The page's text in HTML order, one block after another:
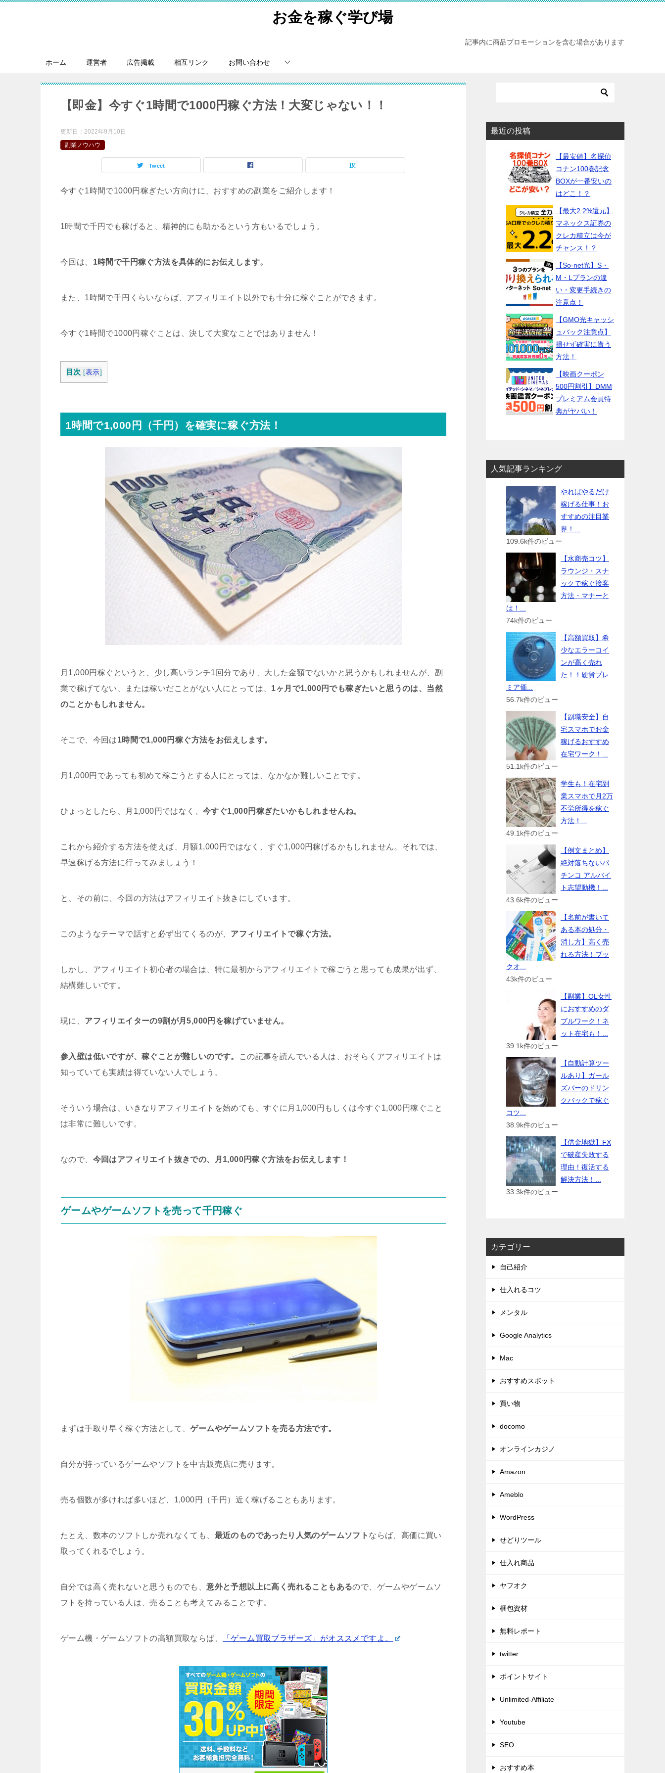
お金を稼ぐ学び場
記事内に商品プロモーションを含む場合があります
ホーム 運営者 広告掲載 相互リンク お問い合わせ
【即金】今すぐ1時間で1000円稼ぐ方法！大変じゃない！！
更新日： 2022年9月10日
副業ノウハウ
Tweet
今すぐ1時間で1000円稼ぎたい方向けに、おすすめの副業をご紹介します！
1時間で千円でも稼げると、精神的にも助かるという方もいるでしょう。
今回は、 1時間で千円稼ぐ方法を具体的にお伝えします。
また、1時間で千円くらいならば、アフィリエイト以外でも十分に稼ぐことができます。
今すぐ1時間で1000円稼ぐことは、決して大変なことではありません！
目次 [表示]
1時間で1,000円（千円）を確実に稼ぐ方法！
月1,000円稼ぐというと、少し高いランチ1回分であり、大した金額でないかと思うかもしれませんが、副
業で稼げてない、または稼いだことがない人にとっては、 1ヶ月で1,000円でも稼ぎたいと思うのは、当然
のことかもしれません。
そこで、今回は1時間で1,000円稼ぐ方法をお伝えします。
月1,000円であっても初めて稼ごうとする人にとっては、なかなか難しいことです。
ひょっとしたら、月1,000円ではなく、 今すぐ1,000円稼ぎたいかもしれませんね。
これから紹介する方法を使えば、月額1,000円ではなく、すぐ1,000円稼げるかもしれません。それでは、
早速稼げる方法に行ってみましょう！
と、その前に、今回の方法はアフィリエイト抜きにしています。
このようなテーマで話すと必ず出てくるのが、 アフィリエイトで稼ぐ方法。
しかし、アフィリエイト初心者の場合は、特に最初からアフィリエイトで稼ごうと思っても成果が出ず、
結構難しいです。
現に、 アフィリエイターの9割が月5,000円を稼げていません。
参入壁は低いですが、稼ぐことが難しいのです。
この記事を読んでいる人は、おそらくアフィリエイトは
知っていても実績は得ていない人でしょう。
そういう場合は、いきなりアフィリエイトを始めても、すぐに月1,000円もしくは今すぐ1,000円稼ぐこと
は非常に難しいです。
なので、 今回はアフィリエイト抜きでの、月1,000円稼ぐ方法をお伝えします！
ゲームやゲームソフトを売って千円稼ぐ
まずは手取り早く稼ぐ方法として、ゲームやゲームソフトを売る方法です。
自分が持っているゲームやソフトを中古販売店に売ります。
売る個数が多ければ多いほど、1,000円（千円）近く稼げることもあります。
たとえ、数本のソフトしか売れなくても、 最近のものであったり人気のゲームソフト ならば、高価に買い
取ってくれるでしょう。
自分では高く売れないと思うものでも、意外と予想以上に高く売れることもあるので、ゲームやゲームソ
フトを持っている人は、売ることも考えてみることです。
ゲーム機・ゲームソフトの高額買取ならば、 「ゲーム買取ブラザーズ」がオススメですよ。
最近の投稿
【最安値】名探偵
コナン100巻記念
BOXが一番安いの
はどこ！？
【最大2.2%還元】
マネックス証券の
クレカ積立は今が
チャンス！？
【So-net光】S・
M・Lプランの違
い・変更手続きの
注意点！
【GMO光キャッシ
ュバック注意点】
損せず確実に貰う
方法！
【映画クーポン
500円割引】DMM
プレミアム会員特
典がヤバい！
人気記事ランキング
やればやるだけ
稼げる仕事！お
すすめの注目業
界！...
109.6k件のビュー
【水商売コツ】
ラウンジ・スナ
ックで稼ぐ接客
方法・マナーと
は！...
74k件のビュー
【高額買取】希
少なエラーコイ
ンが高く売れ
た！！硬貨プレ
ミア価...
56.7k件のビュー
【副職安全】自
宅スマホでお金
稼げるおすすめ
在宅ワーク！...
51.1k件のビュー
学生も！在宅副
業スマホで月2万
不労所得を稼ぐ
方法！...
49.1k件のビュー
【例文まとめ】
絶対落ちないパ
チンコ アルバイ
ト志望動機！...
43.6k件のビュー
【名前が書いて
ある本の処分・
消し方】高く売
れる方法！ブッ
クオ...
43k件のビュー
【副業】OL女性
におすすめのダ
ブルワーク！ネ
ット在宅も！...
39.1k件のビュー
【自動計算ツー
ルあり】ガール
ズバーのドリン
クバックで稼ぐ
コツ...
38.9k件のビュー
【借金地獄】FX
で破産失敗する
理由！復活する
解決方法！...
33.3k件のビュー
カテゴリー
自己紹介
仕入れるコツ
メンタル
Google Analytics
Mac
おすすめスポット
買い物
docomo
オンラインカジノ
Amazon
Ameblo
WordPress
せどりツール
仕入れ商品
ヤフオク
梱包資材
無料レポート
twitter
ポイントサイト
Unlimited-Affiliate
Youtube
SEO
おすすめ本